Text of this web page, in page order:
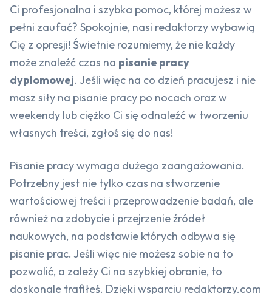
Ci profesjonalna i szybka pomoc, której możesz w
pełni zaufać? Spokojnie, nasi redaktorzy wybawią
Cię z opresji! Świetnie rozumiemy, że nie każdy
może znaleźć czas na pisanie pracy
dyplomowej. Jeśli więc na co dzień pracujesz i nie
masz siły na pisanie pracy po nocach oraz w
weekendy lub ciężko Ci się odnaleźć w tworzeniu
własnych treści, zgłoś się do nas!
Pisanie pracy wymaga dużego zaangażowania.
Potrzebny jest nie tylko czas na stworzenie
wartościowej treści i przeprowadzenie badań, ale
również na zdobycie i przejrzenie źródeł
naukowych, na podstawie których odbywa się
pisanie prac. Jeśli więc nie możesz sobie na to
pozwolić, a zależy Ci na szybkiej obronie, to
doskonale trafiłeś. Dzięki wsparciu redaktorzy.com